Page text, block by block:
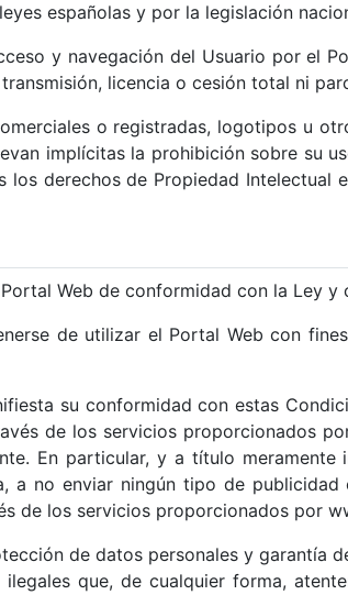
españolas y por la legislación
y navegación del Usuario por el
licencia o cesión total ni
o registradas, logotipos u
implícitas la prohibición sobre su
los derechos de Propiedad
Web de conformidad con la Ley y
de utilizar el Portal Web con
su conformidad con estas
de los servicios proporcionados
En particular, y a título
a no enviar ningún tipo de
de los servicios proporcionados por
de datos personales y garantía
que, de cualquier forma,